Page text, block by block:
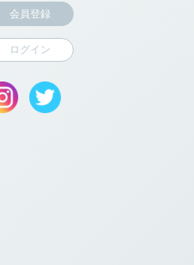
会員登録
ログイン